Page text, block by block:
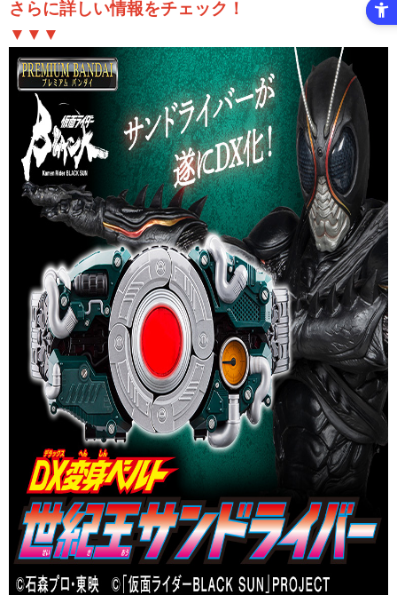
さらに詳しい情報をチェック！
▼▼▼